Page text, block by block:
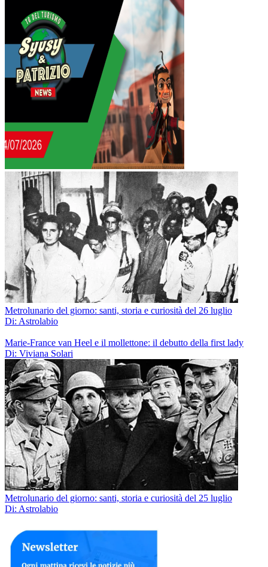
Metrolunario del giorno: santi, storia e curiosità del 26 luglio
Di: Astrolabio
Marie-France van Heel e il mollettone: il debutto della first lady
Di: Viviana Solari
Metrolunario del giorno: santi, storia e curiosità del 25 luglio
Di: Astrolabio